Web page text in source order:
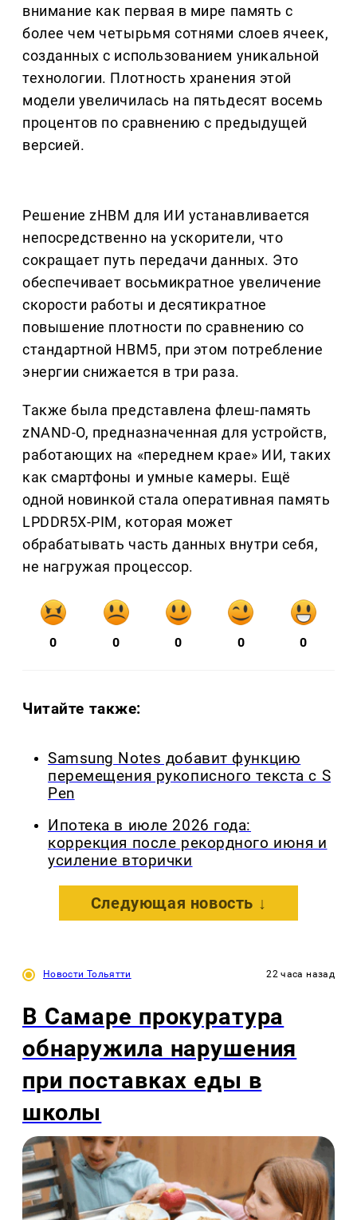
внимание как первая в мире память с
более чем четырьмя сотнями слоев ячеек,
созданных с использованием уникальной
технологии. Плотность хранения этой
модели увеличилась на пятьдесят восемь
процентов по сравнению с предыдущей
версией.
Решение zHBM для ИИ устанавливается
непосредственно на ускорители, что
сокращает путь передачи данных. Это
обеспечивает восьмикратное увеличение
скорости работы и десятикратное
повышение плотности по сравнению со
стандартной HBM5, при этом потребление
энергии снижается в три раза.
Также была представлена флеш-память
zNAND-O, предназначенная для устройств,
работающих на «переднем крае» ИИ, таких
как смартфоны и умные камеры. Ещё
одной новинкой стала оперативная память
LPDDR5X-PIM, которая может
обрабатывать часть данных внутри себя,
не нагружая процессор.
0 0 0 0 0
Читайте также:
Samsung Notes добавит функцию
перемещения рукописного текста с S
Pen
Ипотека в июле 2026 года:
коррекция после рекордного июня и
усиление вторички
Следующая новость ↓
Новости Тольятти 22 часа назад
В Самаре прокуратура
обнаружила нарушения
при поставках еды в
школы